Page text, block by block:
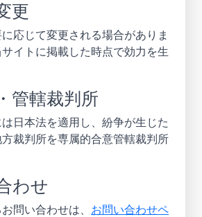
更
応じて変更される場合がありま
イトに掲載した時点で効力を生
管轄裁判所
日本法を適用し、紛争が生じた
裁判所を専属的合意管轄裁判所
わせ
問い合わせは、 お問い合わせペ